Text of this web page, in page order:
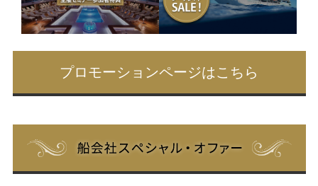
プロモーションページはこちら